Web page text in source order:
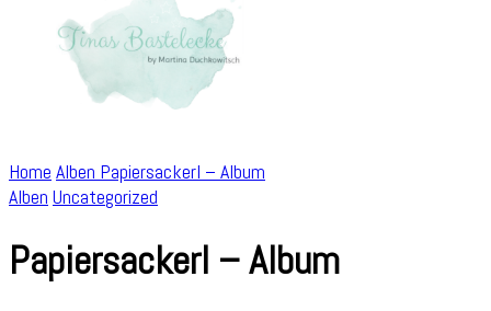
Home Alben Papiersackerl – Album
Alben Uncategorized
Papiersackerl – Album